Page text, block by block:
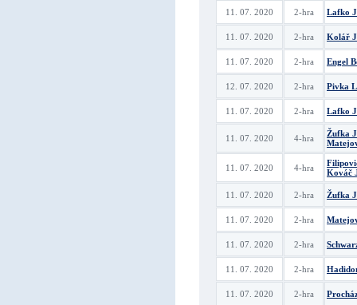
11. 07. 2020 2-hra Lafko
11. 07. 2020 2-hra Kolář
11. 07. 2020 2-hra Engel
12. 07. 2020 2-hra Pivka
11. 07. 2020 2-hra Lafko
11. 07. 2020 4-hra
Žufka
11. 07. 2020 4-hra
Kováč
11. 07. 2020 2-hra Žufka
11. 07. 2020 2-hra
11. 07. 2020 2-hra
11. 07. 2020 2-hra
11. 07. 2020 2-hra